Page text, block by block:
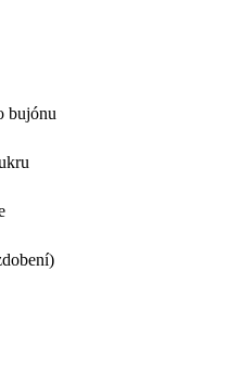
bujónu